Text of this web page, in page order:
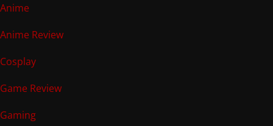
Anime
Anime Review
Cosplay
Game Review
Gaming